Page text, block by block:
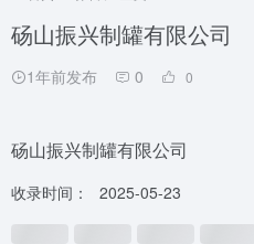
砀山振兴制罐有限公司
1年前发布 0 0
砀山振兴制罐有限公司
收录时间： 2025-05-23